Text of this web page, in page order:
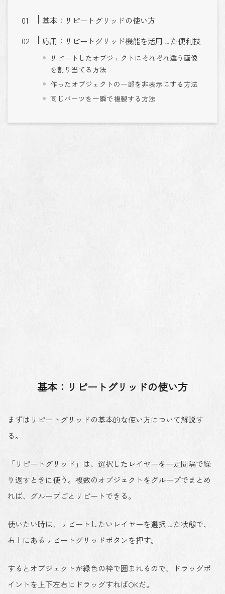
基本：リピートグリッドの使い方
応用：リピートグリッド機能を活用した便利技
リピートしたオブジェクトにそれぞれ違う画像
を割り当てる方法
作ったオブジェクトの一部を非表示にする方法
同じパーツを一瞬で複製する方法
基本：リピートグリッドの使い方
まずはリピートグリッドの基本的な使い方について解説す
る。
「リピートグリッド」は、選択したレイヤーを一定間隔で繰
り返すときに使う。複数のオブジェクトをグループでまとめ
れば、グループごとリピートできる。
使いたい時は、リピートしたいレイヤーを選択した状態で、
右上にある リピートグリッドボタンを押す。
するとオブジェクトが緑色の枠で囲まれるので、ドラッグポ
イントを上下左右にドラッグすればOKだ。